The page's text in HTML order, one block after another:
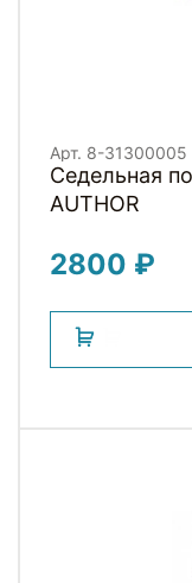
Арт. 8-31300005
Седельная покрышка
AUTHOR
2800 ₽